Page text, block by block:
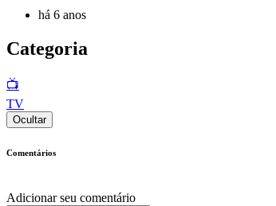
há 6 anos
Categoria
📺
TV
Ocultar
Comentários
Adicionar seu comentário